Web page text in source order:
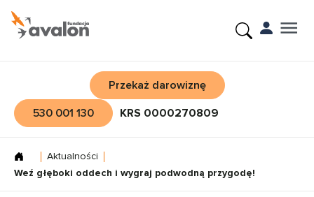
Przekaż darowiznę
530 001 130
KRS 0000270809
Aktualności
Weź głęboki oddech i wygraj podwodną przygodę!